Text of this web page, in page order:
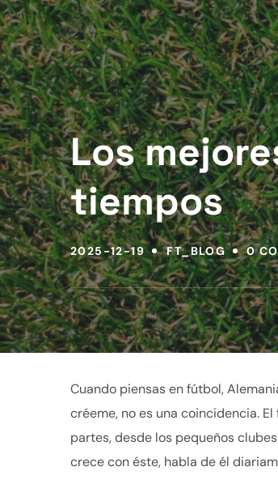
Los
tiempos
2025-12-19 FT_BLOG 0
Cuando piensas en fútbol,
créeme, no es una coincidencia.
partes, desde los pequeños
crece con éste, habla de él